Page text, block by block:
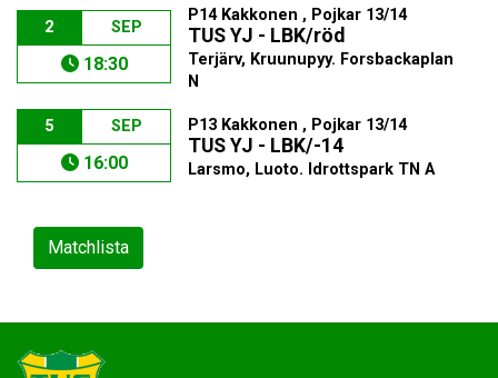
2 SEP
18:30
P14 Kakkonen , Pojkar 13/14
TUS YJ - LBK/röd
Terjärv, Kruunupyy. Forsbackaplan
N
5 SEP
16:00
P13 Kakkonen , Pojkar 13/14
TUS YJ - LBK/-14
Larsmo, Luoto. Idrottspark TN A
Matchlista